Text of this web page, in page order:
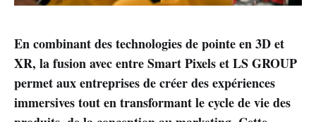
En combinant des technologies de pointe en 3D et
XR, la fusion avec entre Smart Pixels et LS GROUP
permet aux entreprises de créer des expériences
immersives tout en transformant le cycle de vie des